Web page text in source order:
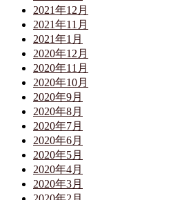
2021年12月
2021年11月
2021年1月
2020年12月
2020年11月
2020年10月
2020年9月
2020年8月
2020年7月
2020年6月
2020年5月
2020年4月
2020年3月